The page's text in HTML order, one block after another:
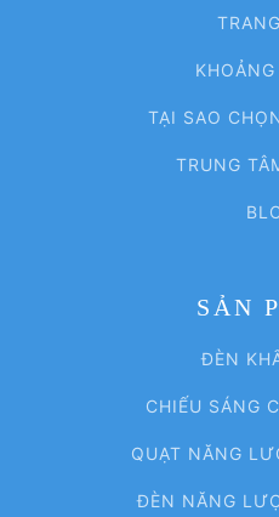
TẠI SAO
TRUNG
SẢN
ĐÈN
CHIẾU SÁNG
QUẠT NĂNG
ĐÈN NĂNG